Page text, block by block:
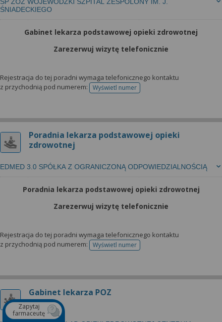
ŚNIADECKIEGO
Gabinet lekarza podstawowej opieki zdrowotnej
Zarezerwuj wizytę telefonicznie
Rejestracja do tej poradni wymaga telefonicznego kontaktu
z przychodnią pod numerem:
Wyświetl numertelefonu do rejestracji
Poradnia lekarza podstawowej opieki
zdrowotnej
EDMED 3.0 SPÓŁKA Z OGRANICZONĄ ODPOWIEDZIALNOŚCIĄ
Poradnia lekarza podstawowej opieki zdrowotnej
Zarezerwuj wizytę telefonicznie
Rejestracja do tej poradni wymaga telefonicznego kontaktu
z przychodnią pod numerem:
Wyświetl numertelefonu do rejestracji
Gabinet lekarza POZ
Zapytaj
farmaceutę